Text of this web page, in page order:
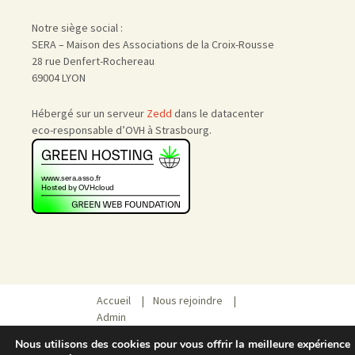
Notre siège social :
SERA – Maison des Associations de la Croix-Rousse
28 rue Denfert-Rochereau
69004 LYON
Hébergé sur un serveur Zedd dans le datacenter
eco-responsable d’OVH à Strasbourg.
Accueil | Nous rejoindre
|
Admin
Nous utilisons des cookies pour vous offrir la meilleure expérience